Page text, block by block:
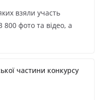
взяли участь
фото та відео, а
частини конкурсу